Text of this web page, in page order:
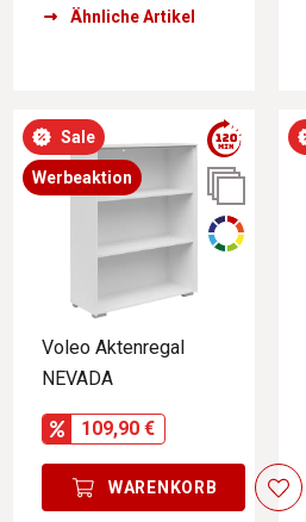
Ähnliche Artikel
Sale
Werbeaktion
Voleo Aktenregal
NEVADA
109,90 €
WARENKORB